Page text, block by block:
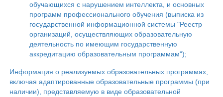
обучающихся с нарушением интеллекта, и основных
программ профессионального обучения (выписка из
государственной информационной системы "Реестр
организаций, осуществляющих образовательную
деятельность по имеющим государственную
аккредитацию образовательным программам");
Информация о реализуемых образовательных программах,
включая адаптированные образовательные программы (при
наличии), представляемую в виде образовательной